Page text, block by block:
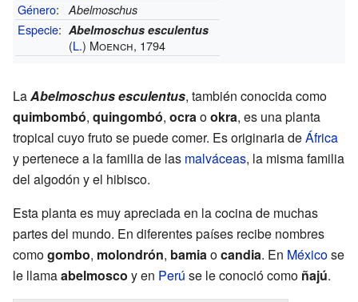
Género: Abelmoschus
Especie: Abelmoschus esculentus
(L.) Moench, 1794
LaAbelmoschus esculentus, también conocida como
quimbombó, quingombó, ocraookra, es una planta
tropical cuyo fruto se puede comer. Es originaria deÁfrica
y pertenece a la familia de las malváceas, la misma familia
del algodón y el hibisco.
Esta planta es muy apreciada en la cocina de muchas
partes del mundo. En diferentes países recibe nombres
comogombo, molondrón, bamiaocandia. En Méxicose
le llamaabelmosco y en Perú se le conoció como ñajú.